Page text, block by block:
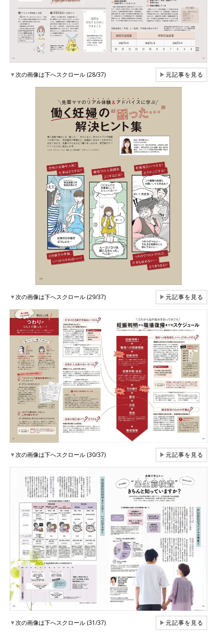
▼次の画像は下へスクロール (28/37) ▶元記事を見る
▼次の画像は下へスクロール (29/37) ▶元記事を見る
▼次の画像は下へスクロール (30/37) ▶元記事を見る
▼次の画像は下へスクロール (31/37) ▶元記事を見る